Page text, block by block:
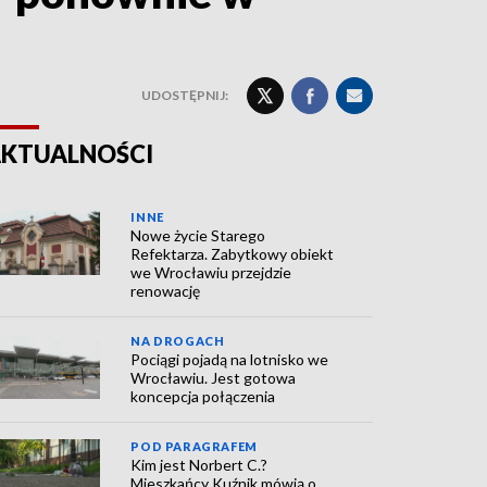
UDOSTĘPNIJ:
INNE
Nowe życie Starego
Refektarza. Zabytkowy obiekt
we Wrocławiu przejdzie
renowację
NA DROGACH
Pociągi pojadą na lotnisko we
Wrocławiu. Jest gotowa
koncepcja połączenia
POD PARAGRAFEM
Kim jest Norbert C.?
Mieszkańcy Kuźnik mówią o